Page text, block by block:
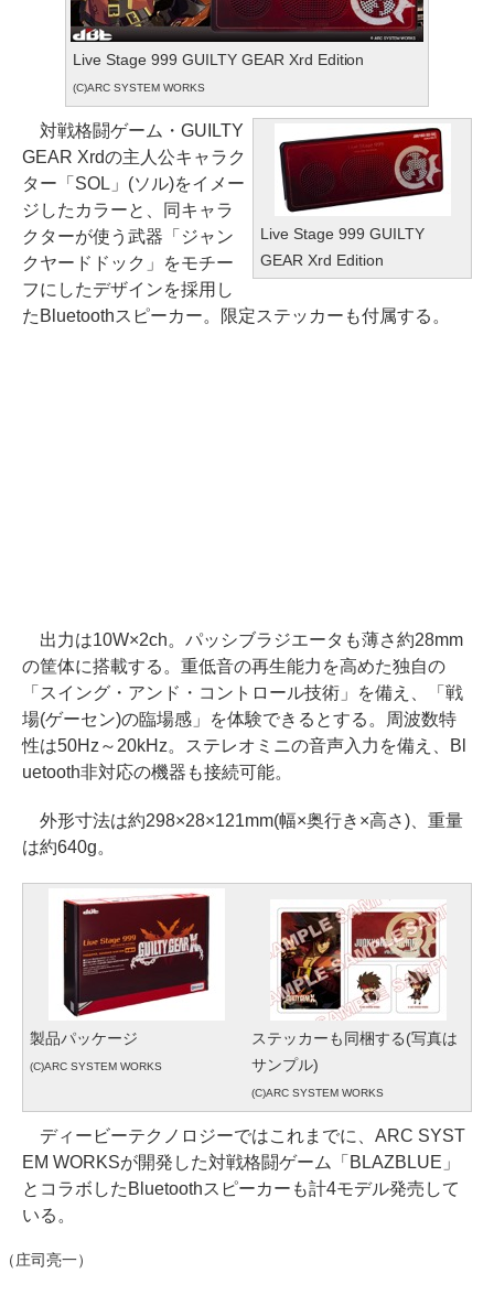
Live Stage 999 GUILTY GEAR Xrd Edition
(C)ARC SYSTEM WORKS
Live Stage 999 GUILTY
GEAR Xrd Edition
対戦格闘ゲーム・GUILTY
GEAR Xrdの主人公キャラク
ター「SOL」(ソル)をイメー
ジしたカラーと、同キャラ
クターが使う武器「ジャン
クヤードドック」をモチー
フにしたデザインを採用し
たBluetoothスピーカー。限定ステッカーも付属する。
出力は10W×2ch。パッシブラジエータも薄さ約28mm
の筐体に搭載する。重低音の再生能力を高めた独自の
「スイング・アンド・コントロール技術」を備え、「戦
場(ゲーセン)の臨場感」を体験できるとする。周波数特
性は50Hz～20kHz。ステレオミニの音声入力を備え、Bl
uetooth非対応の機器も接続可能。
外形寸法は約298×28×121mm(幅×奥行き×高さ)、重量
は約640g。
製品パッケージ
(C)ARC SYSTEM WORKS
ステッカーも同梱する(写真は
サンプル)
(C)ARC SYSTEM WORKS
ディービーテクノロジーではこれまでに、ARC SYST
EM WORKSが開発した対戦格闘ゲーム「BLAZBLUE」
とコラボしたBluetoothスピーカーも計4モデル発売して
いる。
（庄司亮一）